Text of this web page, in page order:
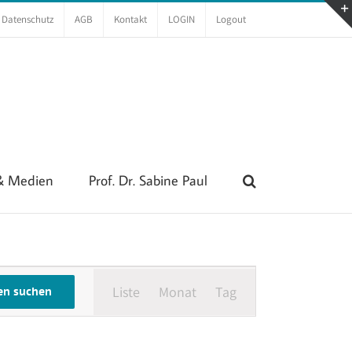
Datenschutz AGB Kontakt LOGIN Logout
Medien Prof. Dr. Sabine Paul
suchen
Ansichten-
Liste Monat Tag